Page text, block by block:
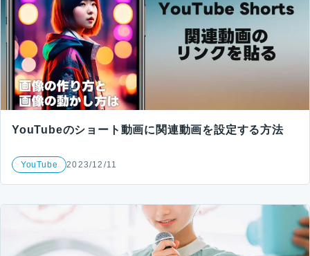
YouTubeのショート動画に関連動画を設定する方法
YouTube 2023/12/11